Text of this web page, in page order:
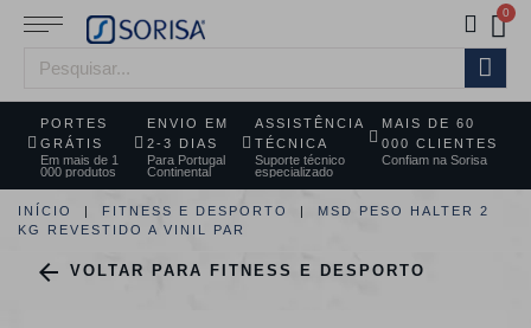
PORTES
GRÁTIS
Em mais de 1
000 produtos
ENVIO EM
2-3 DIAS
Para Portugal
Continental
ASSISTÊNCIA
TÉCNICA
Suporte técnico
especializado
MAIS DE 60
000 CLIENTES
Confiam na Sorisa
INÍCIO FITNESS E DESPORTO
MSD PESO HALTER 2
KG REVESTIDO A VINIL PAR
 VOLTAR PARA FITNESS E DESPORTO